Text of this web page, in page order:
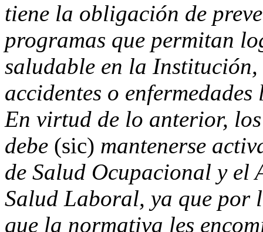
tiene la obligación de
programas que permitan
saludable en la
accidentes o
En virtud de lo anterior,
debe (sic) mantenerse
de Salud Ocupacional y
Salud Laboral, ya que por
que la normativa les